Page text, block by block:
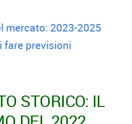
mercato: 2023-2025
fare previsioni
STORICO: IL